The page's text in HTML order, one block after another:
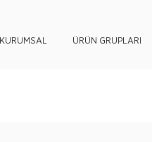
KURUMSAL ÜRÜN GRUPLARI